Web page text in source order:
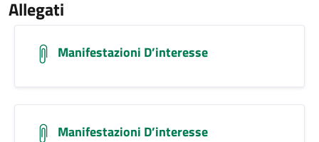
Allegati
Manifestazioni D’interesse
Manifestazioni D’interesse